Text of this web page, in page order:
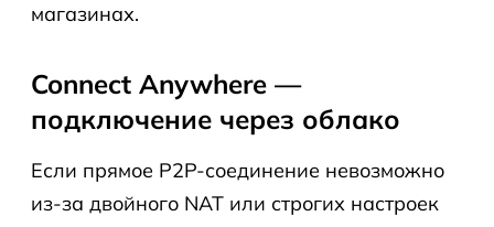
магазинах.
Connect Anywhere —
подключение через облако
Если прямое P2P-соединение невозможно
из-за двойного NAT или строгих настроек